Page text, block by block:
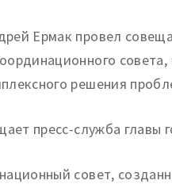
Ермак провел
решения
пресс-служба главы
совет,